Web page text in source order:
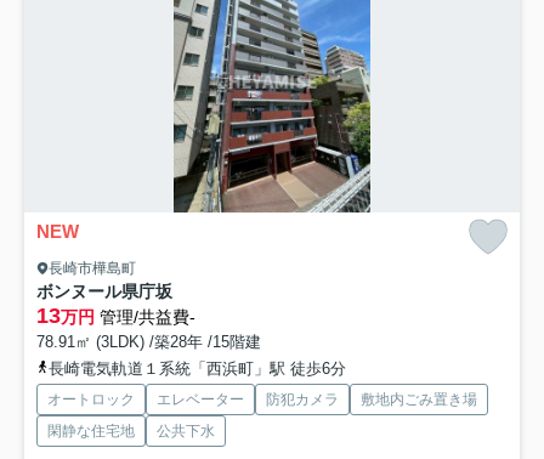
NEW
長崎市樺島町
ボンヌール県庁坂
13万円 管理/共益費-
78.91㎡ (3LDK) /築28年 /15階建
長崎電気軌道１系統「西浜町」駅 徒歩6分
オートロック エレベーター 防犯カメラ
敷地内ごみ置き場
閑静な住宅地
公共下水